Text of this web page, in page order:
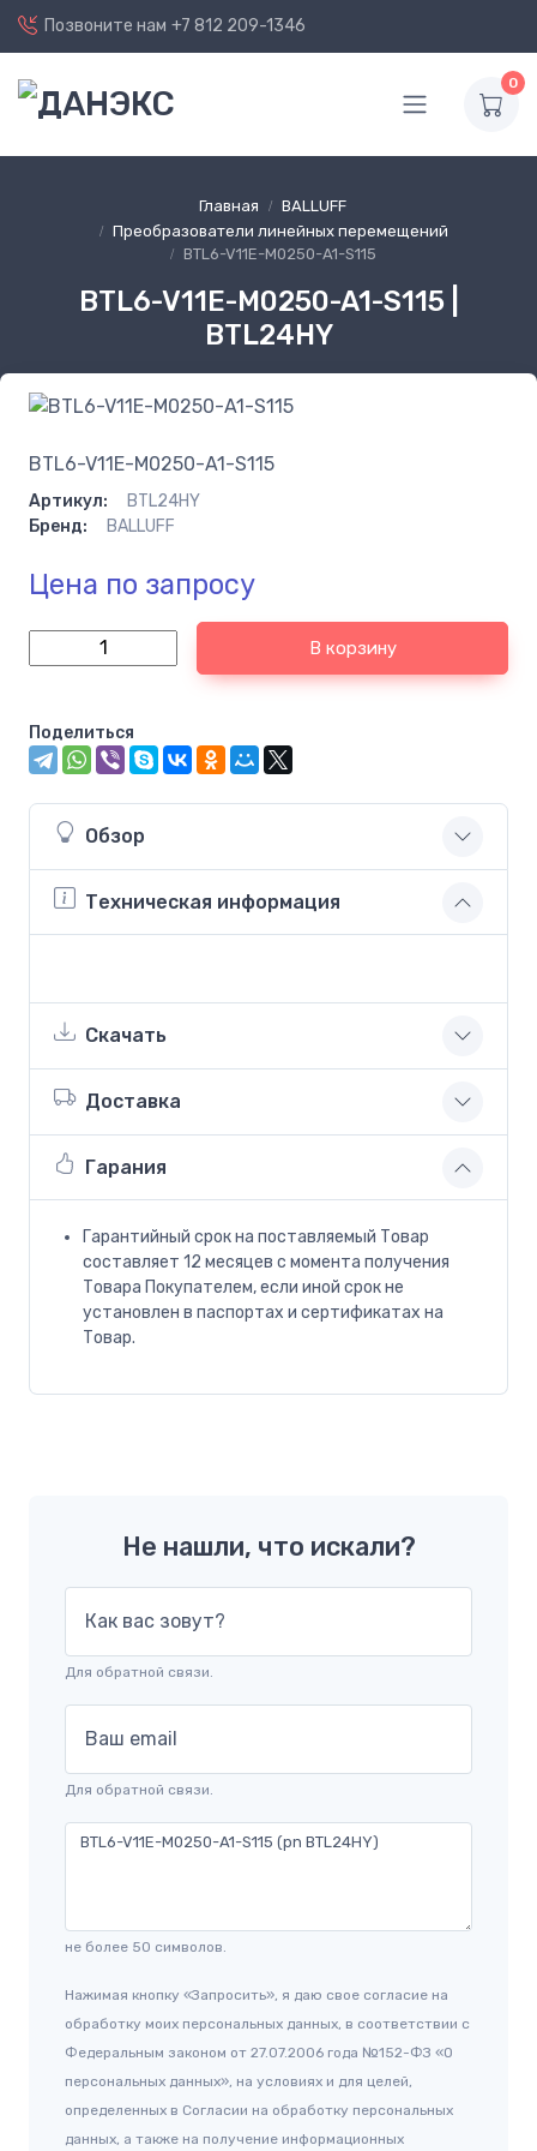
Позвоните нам +7 812 209-1346
0
Главная
BALLUFF
Преобразователи линейных перемещений
BTL6-V11E-M0250-A1-S115
BTL6-V11E-M0250-A1-S115 |
BTL24HY
BTL6-V11E-M0250-A1-S115
Артикул:
BTL24HY
Бренд:
BALLUFF
Цена по запросу
В корзину
Поделиться
Обзор
Техническая информация
Скачать
Доставка
Гарания
Гарантийный срок на поставляемый Товар
составляет 12 месяцев с момента получения
Товара Покупателем, если иной срок не
установлен в паспортах и сертификатах на
Товар.
Не нашли, что искали?
Как вас зовут?
Для обратной связи.
Ваш email
Для обратной связи.
не более 50 символов.
Нажимая кнопку «Запросить», я даю свое согласие на
обработку моих персональных данных, в соответствии с
Федеральным законом от 27.07.2006 года №152-ФЗ «О
персональных данных», на условиях и для целей,
определенных в Согласии на обработку персональных
данных, а также на получение информационных